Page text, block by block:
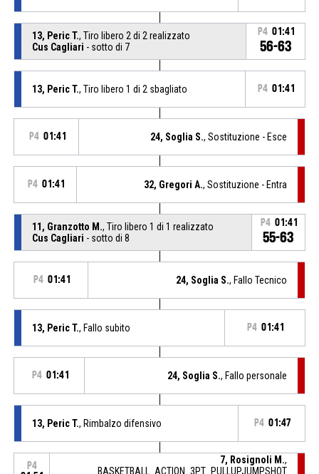
13, Peric T., Tiro libero 2 di 2 realizzato
Cus Cagliari - sotto di 7
P4 01:41
56-63
13, Peric T., Tiro libero 1 di 2 sbagliato P4 01:41
P4 01:41 24, Soglia S., Sostituzione - Esce
P4 01:41 32, Gregori A., Sostituzione - Entra
11, Granzotto M., Tiro libero 1 di 1 realizzato
Cus Cagliari - sotto di 8
P4 01:41
55-63
P4 01:41 24, Soglia S., Fallo Tecnico
13, Peric T., Fallo subito P4 01:41
P4 01:41 24, Soglia S., Fallo personale
13, Peric T., Rimbalzo difensivo P4 01:47
P4
7, Rosignoli M.,
BASKETBALL_ACTION_3PT_PULLUPJUMPSHOT